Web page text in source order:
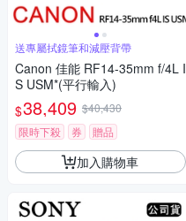
送專屬拭鏡筆和減壓背帶
Canon 佳能 RF14-35mm f/4L I
S USM*(平行輸入)
$38,409 $40,430
限時下殺
券 贈品
加入購物車